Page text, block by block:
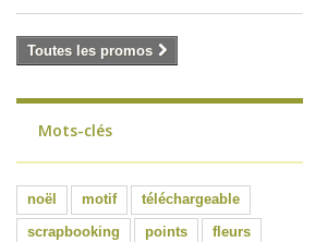
Toutes les promos
Mots-clés
noël motif
téléchargeable
scrapbooking
points
fleurs